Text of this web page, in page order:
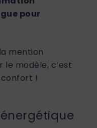
pour
mention
le modèle, c’est
confort !